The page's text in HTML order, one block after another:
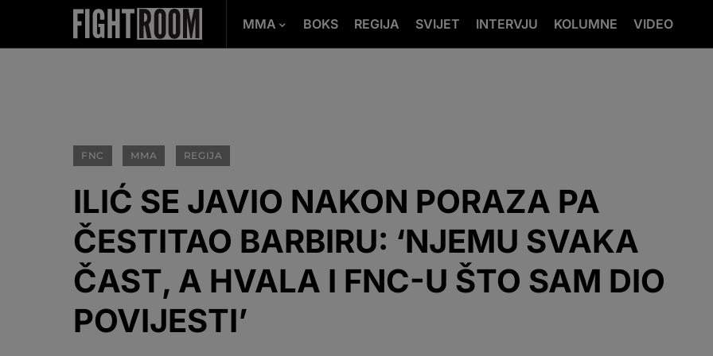
MMA BOKS REGIJA SVIJET INTERVJU KOLUMNE VIDEO
FNC MMA REGIJA
ILIĆ SE JAVIO NAKON PORAZA PA
ČESTITAO BARBIRU: ‘NJEMU SVAKA
ČAST, A HVALA I FNC-U ŠTO SAM DIO
POVIJESTI’